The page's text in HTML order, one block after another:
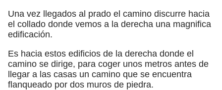
Una vez llegados al prado el camino discurre hacia
el collado donde vemos a la derecha una magnifica
edificación.
Es hacia estos edificios de la derecha donde el
camino se dirige, para coger unos metros antes de
llegar a las casas un camino que se encuentra
flanqueado por dos muros de piedra.